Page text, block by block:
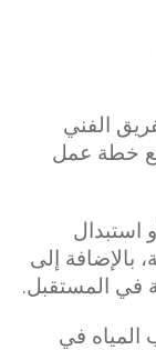
الفني
خطة عمل
استبدال
بالإضافة إلى
في المستقبل.
في